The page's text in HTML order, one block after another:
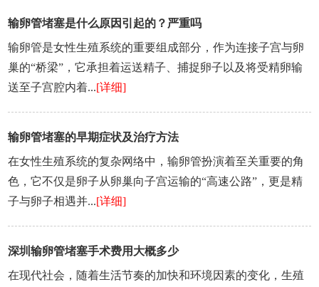
输卵管堵塞是什么原因引起的？严重吗
输卵管是女性生殖系统的重要组成部分，作为连接子宫与卵
巢的“桥梁”，它承担着运送精子、捕捉卵子以及将受精卵输
送至子宫腔内着...[详细]
输卵管堵塞的早期症状及治疗方法
在女性生殖系统的复杂网络中，输卵管扮演着至关重要的角
色，它不仅是卵子从卵巢向子宫运输的“高速公路”，更是精
子与卵子相遇并...[详细]
深圳输卵管堵塞手术费用大概多少
在现代社会，随着生活节奏的加快和环境因素的变化，生殖